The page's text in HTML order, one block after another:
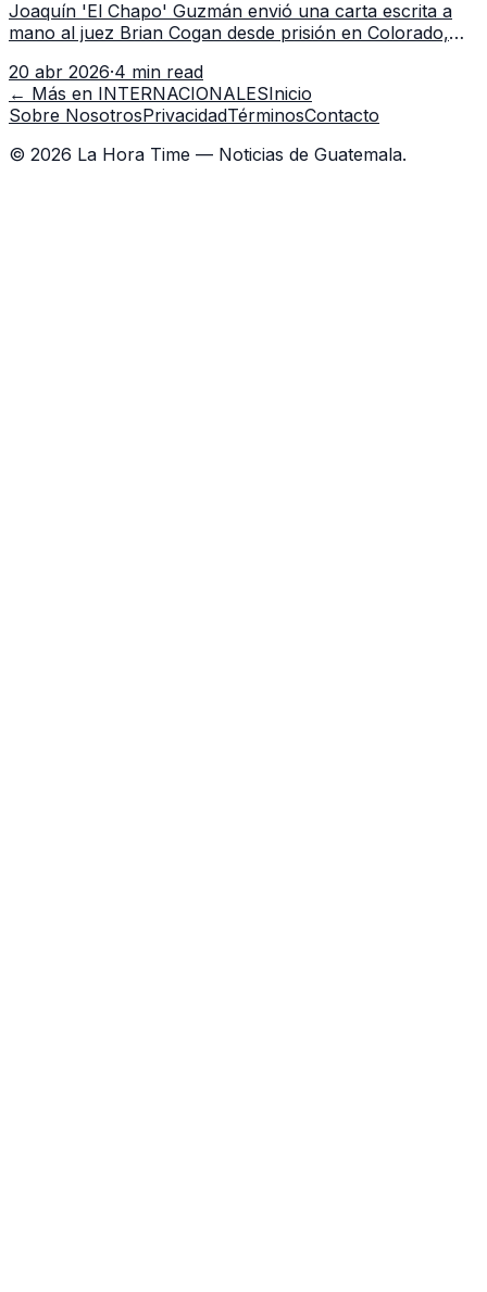
Joaquín 'El Chapo' Guzmán envió una carta escrita a
mano al juez Brian Cogan desde prisión en Colorado,
solicitando un trato justo en EE.UU.
20 abr 2026·4 min read
← Más en INTERNACIONALESInicio
Sobre NosotrosPrivacidadTérminosContacto
© 2026 La Hora Time — Noticias de Guatemala.